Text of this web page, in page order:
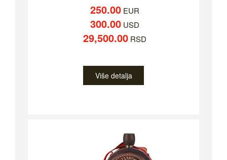
250.00 EUR
300.00 USD
29,500.00 RSD
Više detalja